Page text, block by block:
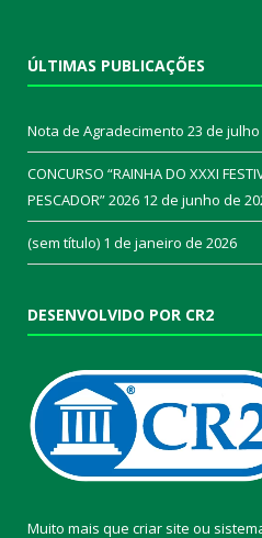
ÚLTIMAS PUBLICAÇÕES
Nota de Agradecimento 23 de
CONCURSO “RAINHA DO XXXI
PESCADOR” 2026 12 de junho de
(sem título) 1 de janeiro de 2026
DESENVOLVIDO POR CR2
Muito mais que criar site ou